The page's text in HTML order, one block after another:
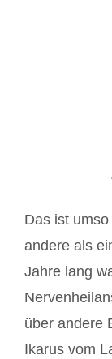
Das ist
andere als
Jahre lang
über andere
Ikarus vom